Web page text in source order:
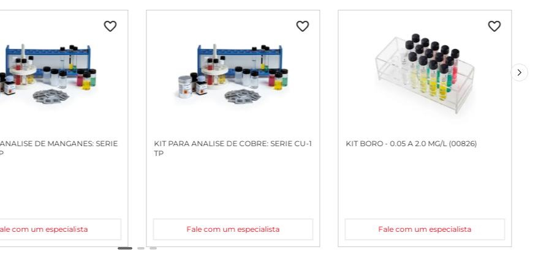
DE MANGANES: SERIE
com um especialista
KIT PARA ANALISE DE COBRE: SERIE CU-1
TP
Fale com um especialista
KIT BORO - 0.05 A 2.0 MG/L (00826)
Fale com um especialista